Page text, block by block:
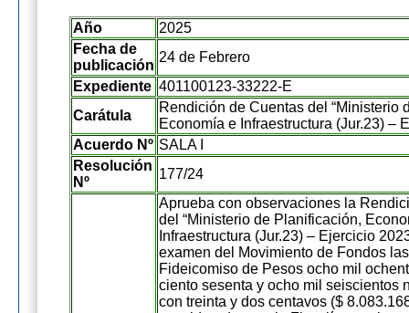
Año
2025
Fecha de
publicación
24 de Febrero
Expediente 401100123-33222-E
Carátula
Rendición de Cuentas del “Ministerio
Economía e Infraestructura (Jur.23) –
Acuerdo Nº SALA I
Resolución
Nº
177/24
Aprueba con observaciones la
del “Ministerio de Planificación,
Infraestructura (Jur.23) – Ejercicio
examen del Movimiento de Fondos
Fideicomiso de Pesos ocho mil
ciento sesenta y ocho mil seiscientos
con treinta y dos centavos ($